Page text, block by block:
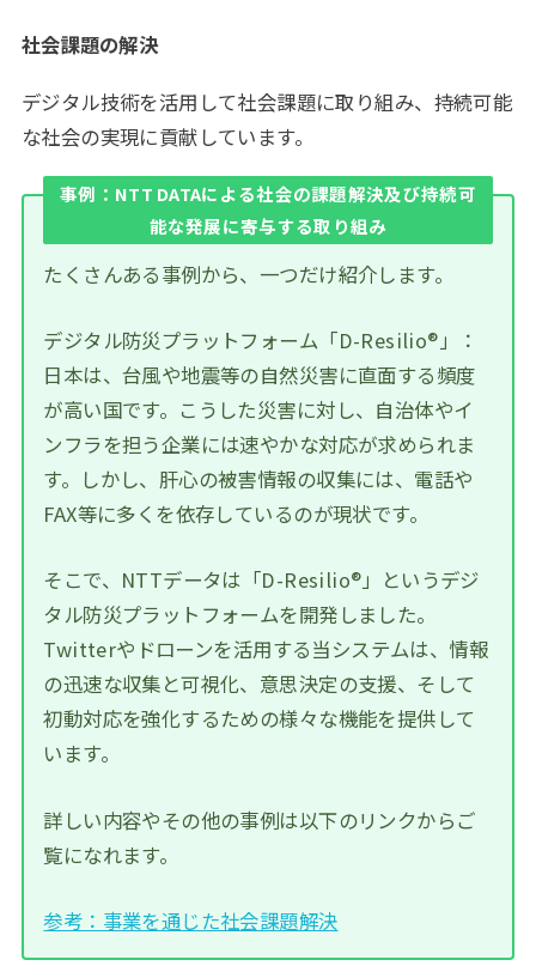
社会課題の解決
デジタル技術を活用して社会課題に取り組み、持続可能
な社会の実現に貢献しています。
事例：NTT DATAによる社会の課題解決及び持続可
能な発展に寄与する取り組み
たくさんある事例から、一つだけ紹介します。
デジタル防災プラットフォーム「D-Resilio®」：
日本は、台風や地震等の自然災害に直面する頻度
が高い国です。こうした災害に対し、自治体やイ
ンフラを担う企業には速やかな対応が求められま
す。しかし、肝心の被害情報の収集には、電話や
FAX等に多くを依存しているのが現状です。
そこで、NTTデータは「D-Resilio®」というデジ
タル防災プラットフォームを開発しました。
Twitterやドローンを活用する当システムは、情報
の迅速な収集と可視化、意思決定の支援、そして
初動対応を強化するための様々な機能を提供して
います。
詳しい内容やその他の事例は以下のリンクからご
覧になれます。
参考：事業を通じた社会課題解決